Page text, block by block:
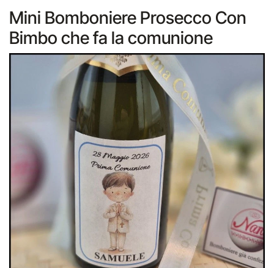
Mini Bomboniere Prosecco Con
Bimbo che fa la comunione